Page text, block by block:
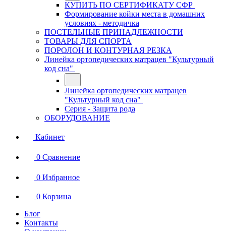
КУПИТЬ ПО СЕРТИФИКАТУ СФР
Формирование койки места в домашних
условиях - методичка
ПОСТЕЛЬНЫЕ ПРИНАДЛЕЖНОСТИ
ТОВАРЫ ДЛЯ СПОРТА
ПОРОЛОН И КОНТУРНАЯ РЕЗКА
Линейка ортопедических матрацев "Культурный
код сна"
Линейка ортопедических матрацев
"Культурный код сна"
Серия - Защита рода
ОБОРУДОВАНИЕ
Кабинет
0 Сравнение
0 Избранное
0 Корзина
Блог
Контакты